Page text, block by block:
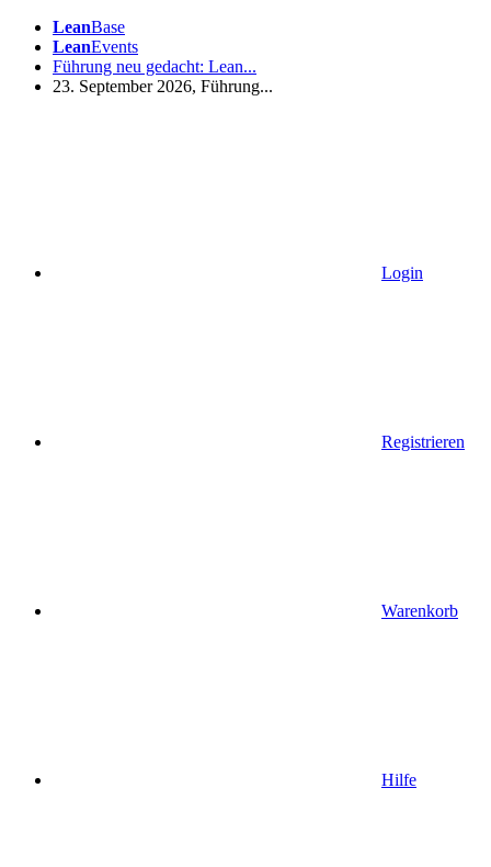
LeanBase
LeanEvents
Führung neu gedacht: Lean...
23. September 2026, Führung...
Login
Registrieren
Warenkorb
Hilfe